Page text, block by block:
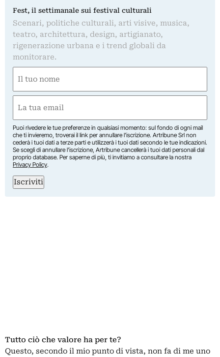
Fest, il settimanale sui festival culturali
Scenari, politiche culturali, arti visive, musica,
teatro, architettura, design, artigianato,
rigenerazione urbana e i trend globali da
monitorare.
(Required)
First
(Required)
Puoi rivedere le tue preferenze in qualsiasi momento: sul fondo di ogni mail
che ti invieremo, troverai il link per annullare l’iscrizione. Artribune Srl non
cederà i tuoi dati a terze parti e utilizzerà i tuoi dati secondo le tue indicazioni.
Se scegli di annullare l’iscrizione, Artribune cancellerà i tuoi dati personali dal
proprio database. Per saperne di più, ti invitiamo a consultare la nostra
Privacy Policy.
Iscriviti
Tutto ciò che valore ha per te?
Questo, secondo il mio punto di vista, non fa di me uno